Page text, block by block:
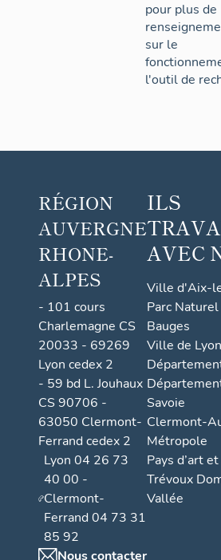
pour plus de
sur le
l'outil de
RÉGION
AUVERGNE
RHONE-
ALPES
- 101 cours
Charlemagne CS
20033 - 69269
Lyon cedex 2
- 59 bd L. Jouhaux
CS 90706 -
63050 Clermont-
Ferrand cedex 2
Lyon 04 26 73
40 00 -
Clermont-
Ferrand 04 73 31
85 92
Nous contacter
ILS
AVEC
Ville d'Aix-
Parc
Bauges
Ville de Lyon
Savoie
Clermont-
Métropole
Pays d’art
Trévoux
Vallée